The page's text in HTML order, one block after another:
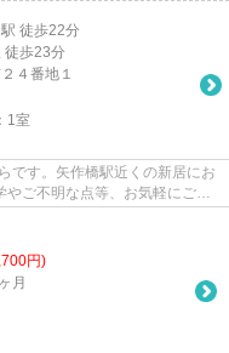
駅 徒歩22分
徒歩23分
４番地１
1室
です。矢作橋駅近くの新居にお
ご不明な点等、お気軽にご連
円)
月